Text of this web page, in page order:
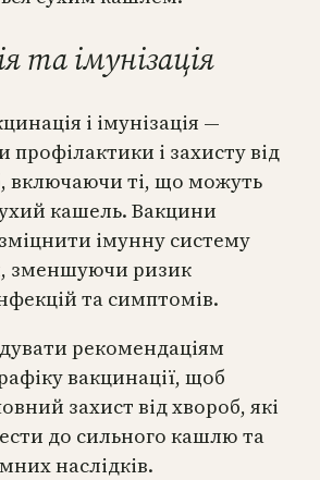
та імунізація
і імунізація —
профілактики і захисту від
включаючи ті, що можуть
кашель. Вакцини
імунну систему
зменшуючи ризик
та симптомів.
рекомендаціям
вакцинації, щоб
захист від хвороб, які
до сильного кашлю та
наслідків.